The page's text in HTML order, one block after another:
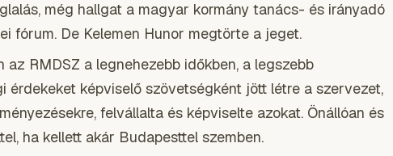
még hallgat a magyar kormány tanács- és irányadó
fórum. De Kelemen Hunor megtörte a jeget.
RMDSZ a legnehezebb időkben, a legszebb
érdekeket képviselő szövetségként jött létre a szervezet,
felvállalta és képviselte azokat. Önállóan és
ha kellett akár Budapesttel szemben.